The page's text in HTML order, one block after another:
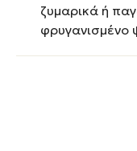
ζυμαρικά ή
φρυγανισμένο